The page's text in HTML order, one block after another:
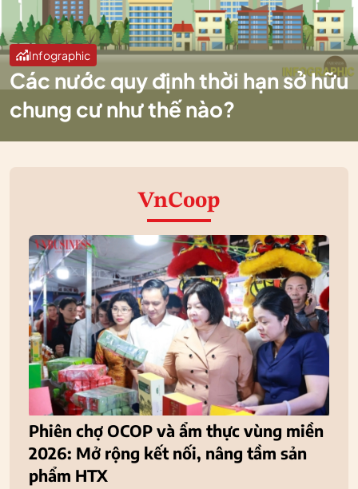
Infographic
Các nước quy định thời hạn sở hữu
chung cư như thế nào?
VnCoop
Phiên chợ OCOP và ẩm thực vùng miền
2026: Mở rộng kết nối, nâng tầm sản
phẩm HTX